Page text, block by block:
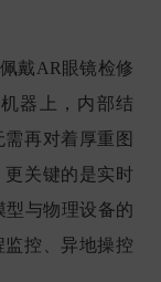
戴AR眼镜检修
器上，内部结
再对着厚重图
关键的是实时
型与物理设备的
控、异地操控